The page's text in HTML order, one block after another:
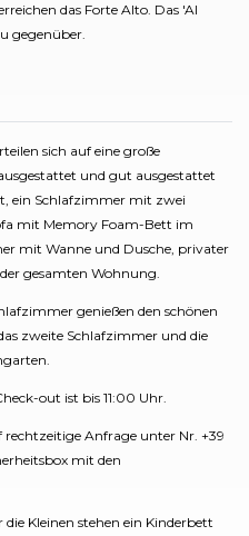
das Forte Alto. Das 'Al
gegenüber.
sich auf eine große
und gut ausgestattet
ein Schlafzimmer mit zwei
mit Memory Foam-Bett im
mit Wanne und Dusche, privater
gesamten Wohnung.
genießen den schönen
zweite Schlafzimmer und die
out ist bis 11:00 Uhr.
rechtzeitige Anfrage unter Nr. +39
mit den
Kleinen stehen ein Kinderbett